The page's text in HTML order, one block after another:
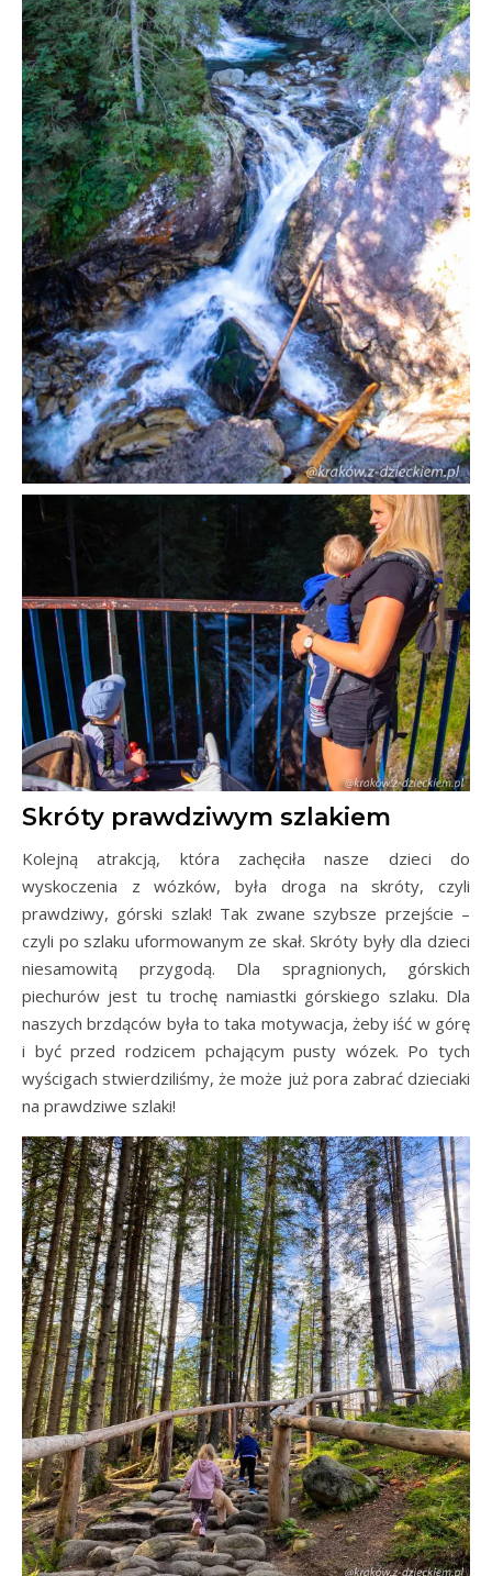
Skróty prawdziwym szlakiem
Kolejną atrakcją, która zachęciła nasze dzieci do
wyskoczenia z wózków, była droga na skróty, czyli
prawdziwy, górski szlak! Tak zwane szybsze przejście –
czyli po szlaku uformowanym ze skał. Skróty były dla dzieci
niesamowitą przygodą. Dla spragnionych, górskich
piechurów jest tu trochę namiastki górskiego szlaku. Dla
naszych brzdąców była to taka motywacja, żeby iść w górę
i być przed rodzicem pchającym pusty wózek. Po tych
wyścigach stwierdziliśmy, że może już pora zabrać dzieciaki
na prawdziwe szlaki!